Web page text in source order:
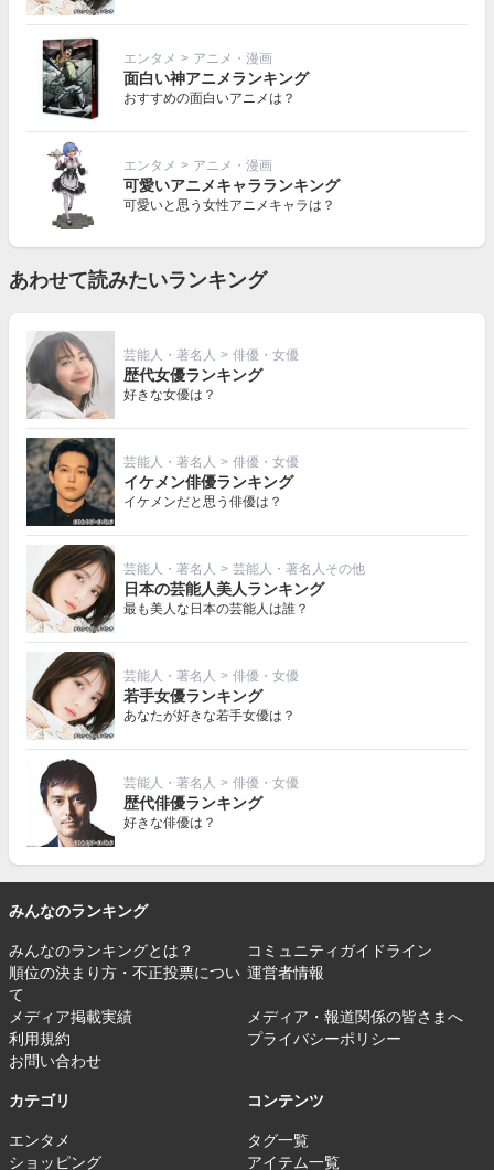
エンタメ > アニメ・漫画
面白い神アニメランキング
おすすめの面白いアニメは？
エンタメ > アニメ・漫画
可愛いアニメキャラランキング
可愛いと思う女性アニメキャラは？
あわせて読みたいランキング
芸能人・著名人 > 俳優・女優
歴代女優ランキング
好きな女優は？
芸能人・著名人 > 俳優・女優
イケメン俳優ランキング
イケメンだと思う俳優は？
芸能人・著名人 > 芸能人・著名人その他
日本の芸能人美人ランキング
最も美人な日本の芸能人は誰？
芸能人・著名人 > 俳優・女優
若手女優ランキング
あなたが好きな若手女優は？
芸能人・著名人 > 俳優・女優
歴代俳優ランキング
好きな俳優は？
みんなのランキング
みんなのランキングとは？
コミュニティガイドライン
順位の決まり方・不正投票につい
て
運営者情報
メディア掲載実績
メディア・報道関係の皆さまへ
利用規約
プライバシーポリシー
お問い合わせ
カテゴリ
エンタメ
ショッピング
コンテンツ
タグ一覧
アイテム一覧